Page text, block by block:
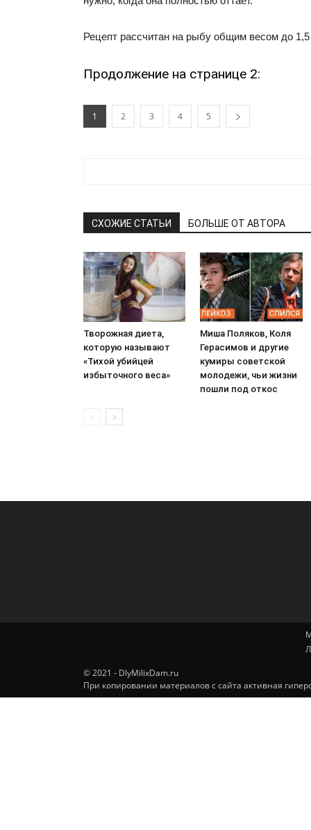
Рецепт рассчитан на рыбу общим весом до 1,5
Продолжение на странице 2:
1 2 3 4 5
СХОЖИЕ СТАТЬИ БОЛЬШЕ ОТ АВТОРА
Творожная диета,
которую называют
«Тихой убийцей
избыточного веса»
Миша Поляков, Коля
Герасимов и другие
кумиры советской
молодежи, чьи жизни
пошли под откос
© 2021 - DlyMilixDam.ru
При копировании материалов с сайта активная